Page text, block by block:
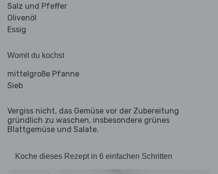
Salz und Pfeffer
Olivenöl
Essig
Womit du kochst
mittelgroße Pfanne
Sieb
Vergiss nicht, das Gemüse vor der Zubereitung
gründlich zu waschen, insbesondere grünes
Blattgemüse und Salate.
Koche dieses Rezept in 6 einfachen Schritten